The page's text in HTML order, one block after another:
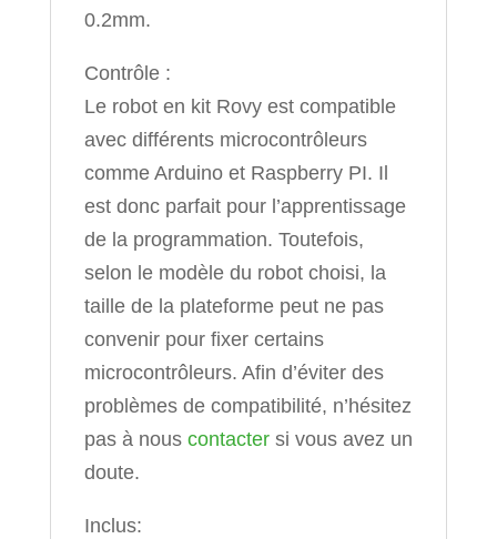
0.2mm.
Contrôle :
Le robot en kit Rovy est compatible
avec différents microcontrôleurs
comme Arduino et Raspberry PI. Il
est donc parfait pour l’apprentissage
de la programmation. Toutefois,
selon le modèle du robot choisi, la
taille de la plateforme peut ne pas
convenir pour fixer certains
microcontrôleurs. Afin d’éviter des
problèmes de compatibilité, n’hésitez
pas à nous contacter si vous avez un
doute.
Inclus: